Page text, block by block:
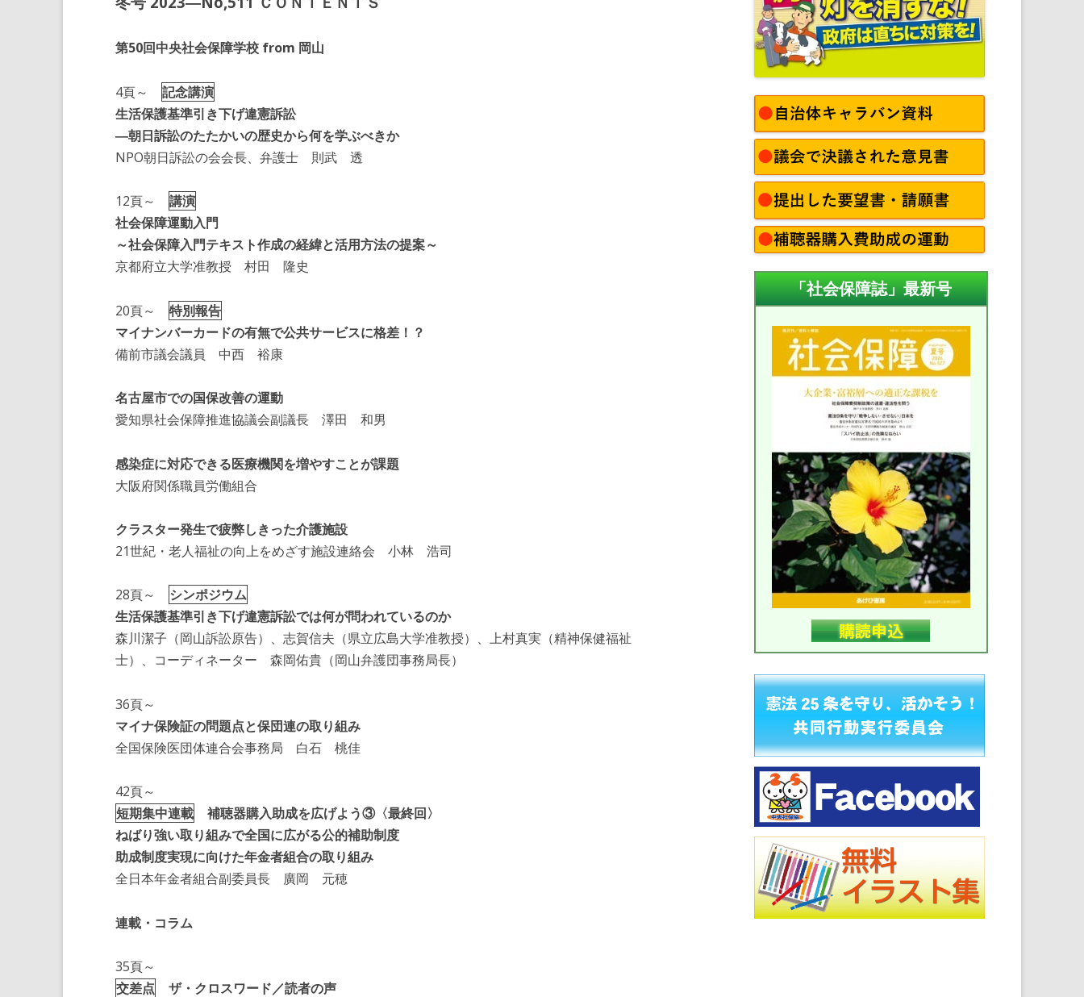
第50回中央社会保障学校 from 岡山
4頁～ 記念講演
生活保護基準引き下げ違憲訴訟
―朝日訴訟のたたかいの歴史から何を学ぶべきか
NPO朝日訴訟の会会長、弁護士 則武 透
12頁～ 講演
社会保障運動入門
～社会保障入門テキスト作成の経緯と活用方法の提案～
京都府立大学准教授 村田 隆史
20頁～ 特別報告
マイナンバーカードの有無で公共サービスに格差！？
備前市議会議員 中西 裕康
名古屋市での国保改善の運動
愛知県社会保障推進協議会副議長 澤田 和男
感染症に対応できる医療機関を増やすことが課題
大阪府関係職員労働組合
クラスター発生で疲弊しきった介護施設
21世紀・老人福祉の向上をめざす施設連絡会 小林 浩司
28頁～ シンポジウム
生活保護基準引き下げ違憲訴訟では何が問われているのか
森川潔子（岡山訴訟原告）、志賀信夫（県立広島大学准教授）、上村真実（精神保健福祉
士）、コーディネーター 森岡佑貴（岡山弁護団事務局長）
36頁～
マイナ保険証の問題点と保団連の取り組み
全国保険医団体連合会事務局 白石 桃佳
42頁～
短期集中連載 補聴器購入助成を広げよう③〈最終回〉
ねばり強い取り組みで全国に広がる公的補助制度
助成制度実現に向けた年金者組合の取り組み
全日本年金者組合副委員長 廣岡 元穂
連載・コラム
35頁～
交差点
ザ・クロスワード／読者の声
「社会保障誌」最新号